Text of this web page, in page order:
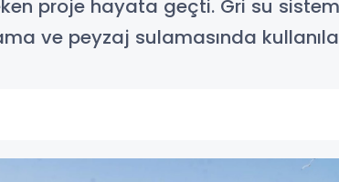
proje hayata geçti. Gri su
ve peyzaj sulamasında